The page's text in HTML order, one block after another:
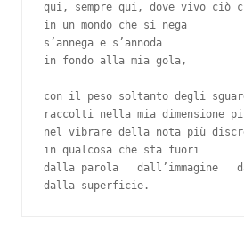
qui, sempre qui, dove vivo ciò
in un mondo che si nega
s’annega e s’annoda
in fondo alla mia gola,
con il peso soltanto degli
raccolti nella mia dimensione
nel vibrare della nota più
in qualcosa che sta fuori
dalla parola   dall’immagine